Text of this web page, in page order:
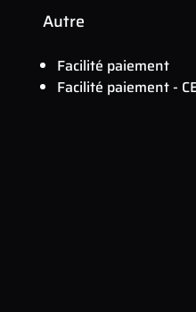
Autre
Facilité paiement
Facilité paiement -